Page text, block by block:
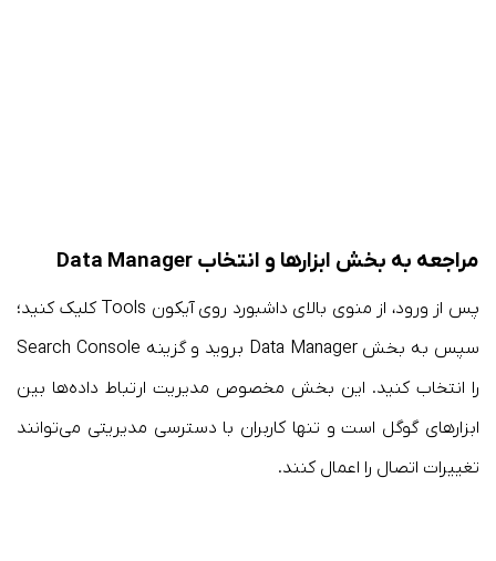
مراجعه به بخش ابزارها و انتخاب Data Manager
پس از ورود، از منوی بالای داشبورد روی آیکون Tools کلیک کنید؛
سپس به بخش Data Manager بروید و گزینه Search Console
را انتخاب کنید. این بخش مخصوص مدیریت ارتباط داده‌ها بین
ابزارهای گوگل است و تنها کاربران با دسترسی مدیریتی می‌توانند
تغییرات اتصال را اعمال کنند.